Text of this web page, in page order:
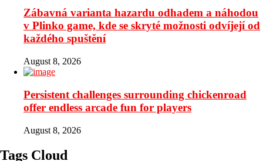
Zábavná varianta hazardu odhadem a náhodou
v Plinko game, kde se skryté možnosti odvíjejí od
každého spuštění
August 8, 2026
Persistent challenges surrounding chickenroad
offer endless arcade fun for players
August 8, 2026
Tags Cloud